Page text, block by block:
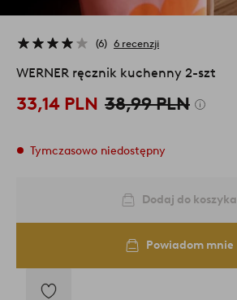
6 6 recenzji
WERNER ręcznik kuchenny 2-szt
33,14 PLN 38,99 PLN
Tymczasowo niedostępny
Dodaj do koszyka
Powiadom mnie